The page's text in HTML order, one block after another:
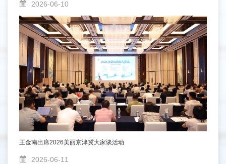
2026-06-10
王金南出席2026美丽京津冀大家谈活动
2026-06-11